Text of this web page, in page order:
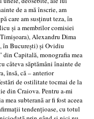
de a mă înscrie, am
care am susţinut teza, în
şi a membrilor comisiei
Alexandru Dima
în Bucureşti) şi Ovidiu
din Capitală, monografia mea
câteva săptămâni înainte de
însă, că – anterior
de ostilitate tocmai de la
din Craiova. Pentru a-mi
subterană ar fi fost aceea
tendenţioase, cu totul